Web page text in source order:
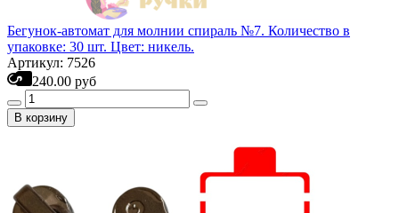
Бегунок-автомат для молнии спираль №7. Количество в
упаковке: 30 шт. Цвет: никель.
Артикул: 7526
240.00 руб
В корзину